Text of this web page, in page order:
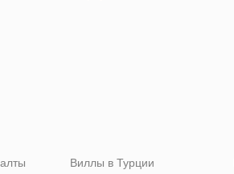
Виллы в Турции